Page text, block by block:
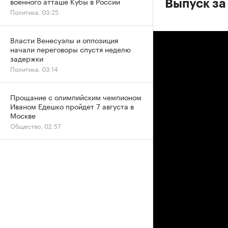
Выпуск
Политика, 03:25
Власти Венесуэлы и оппозиция
начали переговоры спустя неделю
задержки
Политика, 03:14
Прощание с олимпийским чемпионом
Иваном Едешко пройдет 7 августа в
Москве
Общество, 02:57